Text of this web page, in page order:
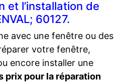
et l’installation de
60127.
avec une fenêtre ou des
votre fenêtre,
encore installer une
prix pour la réparation